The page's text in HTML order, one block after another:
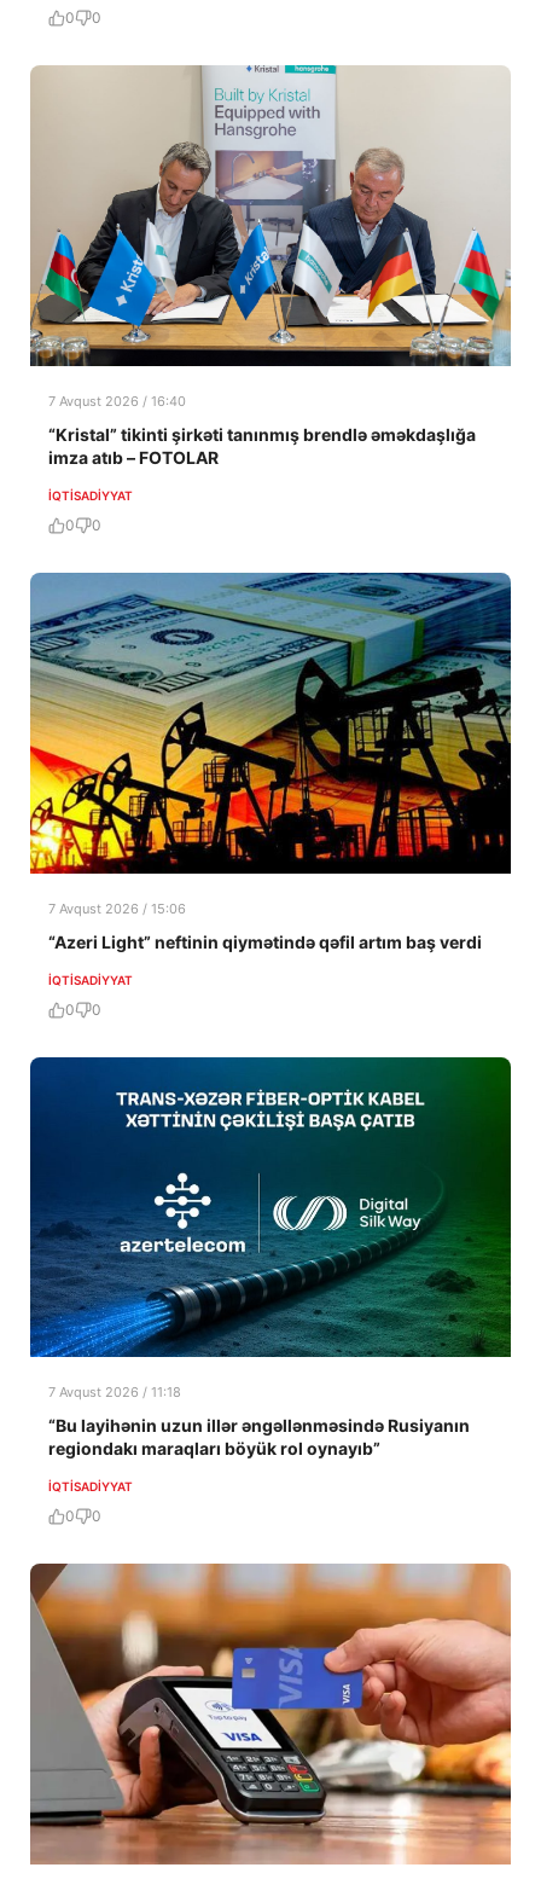
0 0
7 Avqust 2026 / 16:40
“Kristal” tikinti şirkəti tanınmış brendlə əməkdaşlığa
imza atıb – FOTOLAR
İQTISADIYYAT
0 0
7 Avqust 2026 / 15:06
“Azeri Light” neftinin qiymətində qəfil artım baş verdi
İQTISADIYYAT
0 0
7 Avqust 2026 / 11:18
“Bu layihənin uzun illər əngəllənməsində Rusiyanın
regiondakı maraqları böyük rol oynayıb”
İQTISADIYYAT
0 0